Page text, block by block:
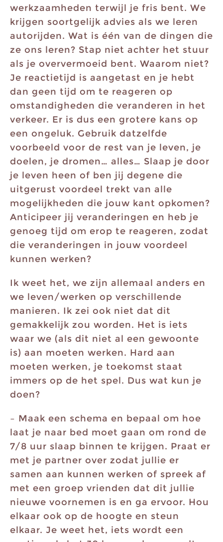
werkzaamheden terwijl je fris bent. We
krijgen soortgelijk advies als we leren
autorijden. Wat is één van de dingen die
ze ons leren? Stap niet achter het stuur
als je oververmoeid bent. Waarom niet?
Je reactietijd is aangetast en je hebt
dan geen tijd om te reageren op
omstandigheden die veranderen in het
verkeer. Er is dus een grotere kans op
een ongeluk. Gebruik datzelfde
voorbeeld voor de rest van je leven, je
doelen, je dromen… alles… Slaap je door
je leven heen of ben jij degene die
uitgerust voordeel trekt van alle
mogelijkheden die jouw kant opkomen?
Anticipeer jij veranderingen en heb je
genoeg tijd om erop te reageren, zodat
die veranderingen in jouw voordeel
kunnen werken?
Ik weet het, we zijn allemaal anders en
we leven/werken op verschillende
manieren. Ik zei ook niet dat dit
gemakkelijk zou worden. Het is iets
waar we (als dit niet al een gewoonte
is) aan moeten werken. Hard aan
moeten werken, je toekomst staat
immers op de het spel. Dus wat kun je
doen?
– Maak een schema en bepaal om hoe
laat je naar bed moet gaan om rond de
7/8 uur slaap binnen te krijgen. Praat er
met je partner over zodat jullie er
samen aan kunnen werken of spreek af
met een groep vrienden dat dit jullie
nieuwe voornemen is en ga ervoor. Hou
elkaar ook op de hoogte en steun
elkaar. Je weet het, iets wordt een